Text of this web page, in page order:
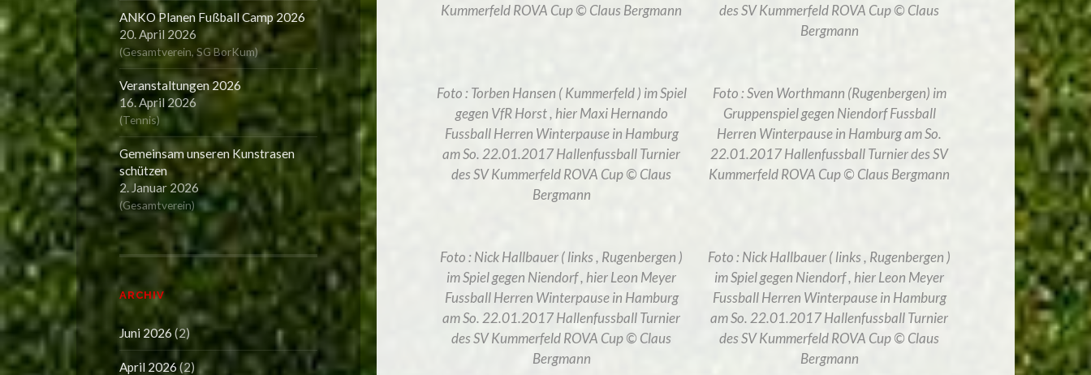
ANKO Planen Fußball Camp 2026
20. April 2026
(Gesamtverein, SG BorKum)
Veranstaltungen 2026
16. April 2026
(Tennis)
Gemeinsam unseren Kunstrasen
schützen
2. Januar 2026
(Gesamtverein)
ARCHIV
Juni 2026 (2)
April 2026 (2)
Kummerfeld ROVA Cup © Claus Bergmann
des SV Kummerfeld ROVA Cup © Claus
Bergmann
Foto : Torben Hansen ( Kummerfeld ) im Spiel
gegen VfR Horst , hier Maxi Hernando
Fussball Herren Winterpause in Hamburg
am So. 22.01.2017 Hallenfussball Turnier
des SV Kummerfeld ROVA Cup © Claus
Bergmann
Foto : Sven Worthmann (Rugenbergen) im
Gruppenspiel gegen Niendorf Fussball
Herren Winterpause in Hamburg am So.
22.01.2017 Hallenfussball Turnier des SV
Kummerfeld ROVA Cup © Claus Bergmann
Foto : Nick Hallbauer ( links , Rugenbergen )
im Spiel gegen Niendorf , hier Leon Meyer
Fussball Herren Winterpause in Hamburg
am So. 22.01.2017 Hallenfussball Turnier
des SV Kummerfeld ROVA Cup © Claus
Bergmann
Foto : Nick Hallbauer ( links , Rugenbergen )
im Spiel gegen Niendorf , hier Leon Meyer
Fussball Herren Winterpause in Hamburg
am So. 22.01.2017 Hallenfussball Turnier
des SV Kummerfeld ROVA Cup © Claus
Bergmann